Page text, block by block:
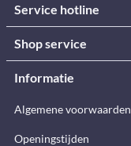
Service hotline
Shop service
Informatie
Algemene voorwaarden
Openingstijden